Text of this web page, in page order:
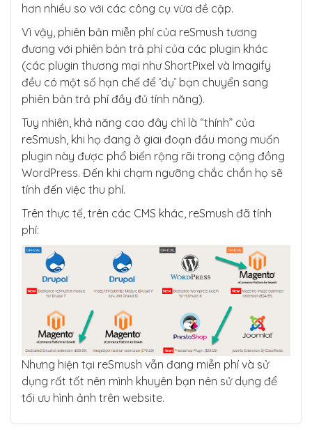
hơn nhiều so với các công cụ vừa đề cập.
Vì vậy, phiên bản miễn phí của reSmush tương
đương với phiên bản trả phí của các plugin khác
(các plugin thương mại như ShortPixel và Imagify
đều có một số hạn chế để ‘dụ’ bạn chuyển sang
phiên bản trả phí đầy đủ tính năng).
Tuy nhiên, khả năng cao đây chỉ là “thính” của
reSmush, khi họ đang ở giai đoạn đầu mong muốn
plugin này được phổ biến rộng rãi trong cộng đồng
WordPress. Đến khi chạm ngưỡng chắc chắn họ sẽ
tính đến việc thu phí.
Trên thực tế, trên các CMS khác, reSmush đã tính
phí:
Nhưng hiện tại reSmush vẫn đang miễn phí và sử
dụng rất tốt nên mình khuyên bạn nên sử dụng để
tối ưu hình ảnh trên website.